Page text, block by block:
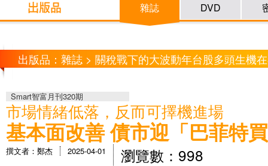
雜誌 DVD
出版品：雜誌 > 關稅戰下的大波動年台股多頭生機
Smart智富月刊320期
市場情緒低落，反而可擇機進場
基本面改善 債市迎「巴菲特
撰文者：鄭杰 2025-04-01 瀏覽數：998